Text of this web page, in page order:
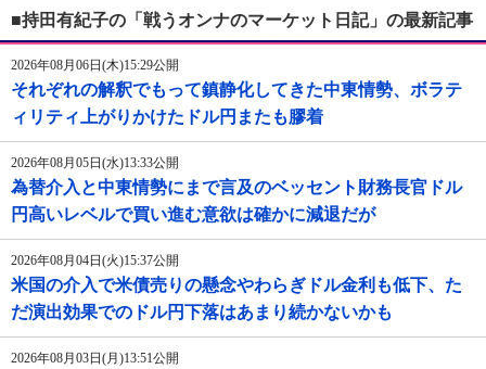
■持田有紀子の「戦うオンナのマーケット日記」の最新記事
2026年08月06日(木)15:29公開
それぞれの解釈でもって鎮静化してきた中東情勢、ボラテ
ィリティ上がりかけたドル円またも膠着
2026年08月05日(水)13:33公開
為替介入と中東情勢にまで言及のベッセント財務長官ドル
円高いレベルで買い進む意欲は確かに減退だが
2026年08月04日(火)15:37公開
米国の介入で米債売りの懸念やわらぎドル金利も低下、た
だ演出効果でのドル円下落はあまり続かないかも
2026年08月03日(月)13:51公開